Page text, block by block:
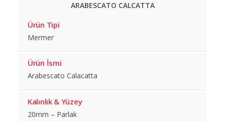
ARABESCATO CALCATTA
Ürün Tipi
Mermer
Ürün İsmi
Arabescato Calacatta
Kalınlık & Yüzey
20mm – Parlak